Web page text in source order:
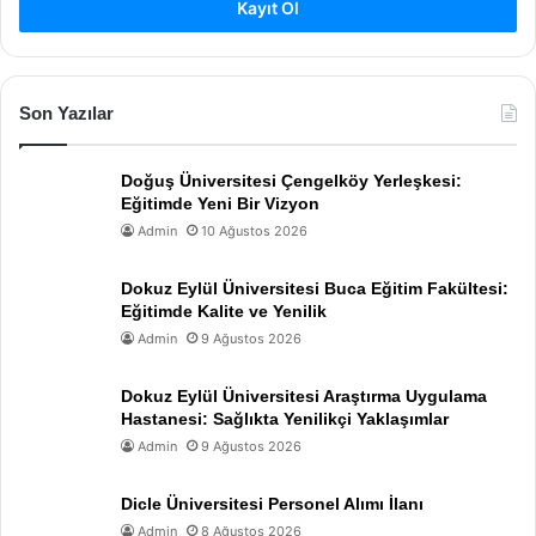
Kayıt Ol
Son Yazılar
Doğuş Üniversitesi Çengelköy Yerleşkesi:
Eğitimde Yeni Bir Vizyon
Admin 10 Ağustos 2026
Dokuz Eylül Üniversitesi Buca Eğitim Fakültesi:
Eğitimde Kalite ve Yenilik
Admin 9 Ağustos 2026
Dokuz Eylül Üniversitesi Araştırma Uygulama
Hastanesi: Sağlıkta Yenilikçi Yaklaşımlar
Admin 9 Ağustos 2026
Dicle Üniversitesi Personel Alımı İlanı
Admin 8 Ağustos 2026